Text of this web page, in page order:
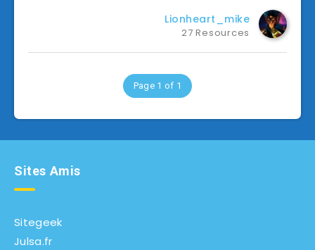
Lionheart_mike
27 Resources
Page 1 of 1
Sites Amis
Sitegeek
Julsa.fr